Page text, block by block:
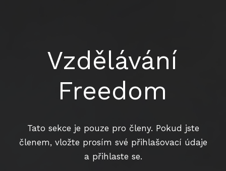
Vzdělávání
Freedom
Tato sekce je pouze pro členy. Pokud jste
členem, vložte prosím své přihlašovací údaje
a přihlaste se.